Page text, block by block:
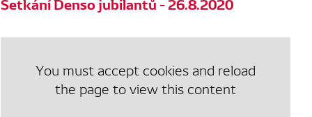
You must accept cookies and reload
the page to view this content